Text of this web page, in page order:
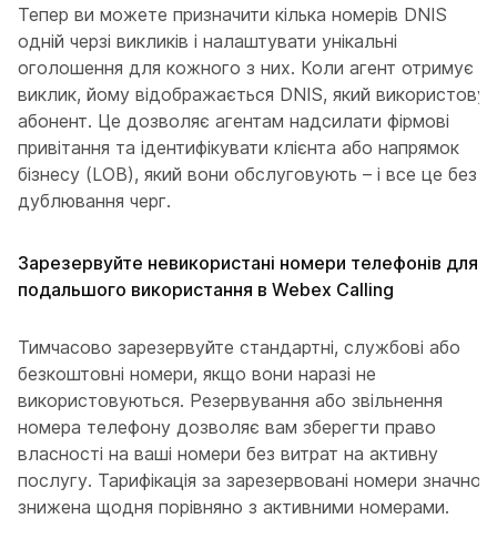
Тепер ви можете призначити кілька номерів DNIS
одній черзі викликів і налаштувати унікальні
оголошення для кожного з них. Коли агент отримує
виклик, йому відображається DNIS, який використовує
абонент. Це дозволяє агентам надсилати фірмові
привітання та ідентифікувати клієнта або напрямок
бізнесу (LOB), який вони обслуговують – і все це без
дублювання черг.
Зарезервуйте невикористані номери телефонів для
подальшого використання в Webex Calling
Тимчасово зарезервуйте стандартні, службові або
безкоштовні номери, якщо вони наразі не
використовуються. Резервування або звільнення
номера телефону дозволяє вам зберегти право
власності на ваші номери без витрат на активну
послугу. Тарифікація за зарезервовані номери значно
знижена щодня порівняно з активними номерами.